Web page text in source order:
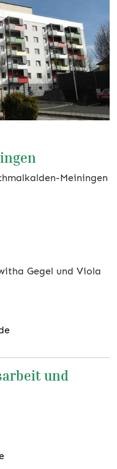
Meiningen
Gegel und Viola
und